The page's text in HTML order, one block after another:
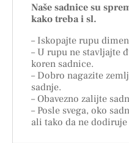
Naše sadnice su
kako treba i sl.
– Iskopajte rupu
– U rupu ne stavljajte
koren sadnice.
– Dobro nagazite
sadnje.
– Obavezno zalijte
– Posle svega, oko
ali tako da ne